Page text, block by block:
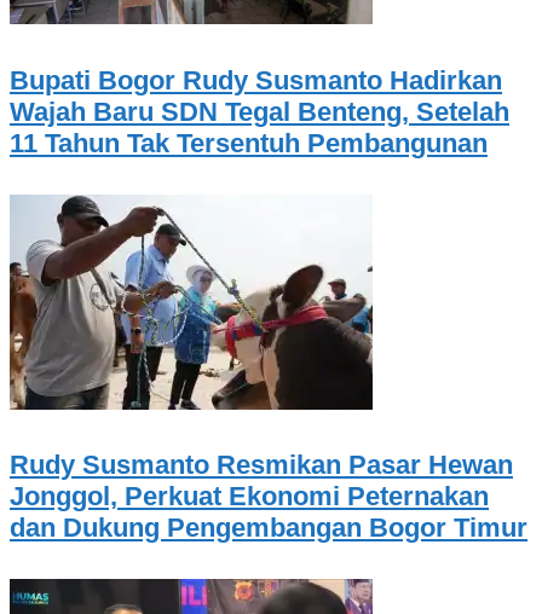
Bupati Bogor Rudy Susmanto Hadirkan
Wajah Baru SDN Tegal Benteng, Setelah
11 Tahun Tak Tersentuh Pembangunan
Rudy Susmanto Resmikan Pasar Hewan
Jonggol, Perkuat Ekonomi Peternakan
dan Dukung Pengembangan Bogor Timur